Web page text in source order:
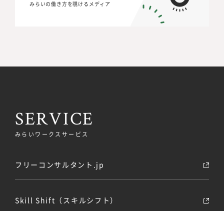
みらいの働き方を覗けるメディア
みらいの働き方を覗けるメディア
SERVICE
みらいワークスサービス
フリーコンサルタント.jp
Skill Shift（スキルシフト）